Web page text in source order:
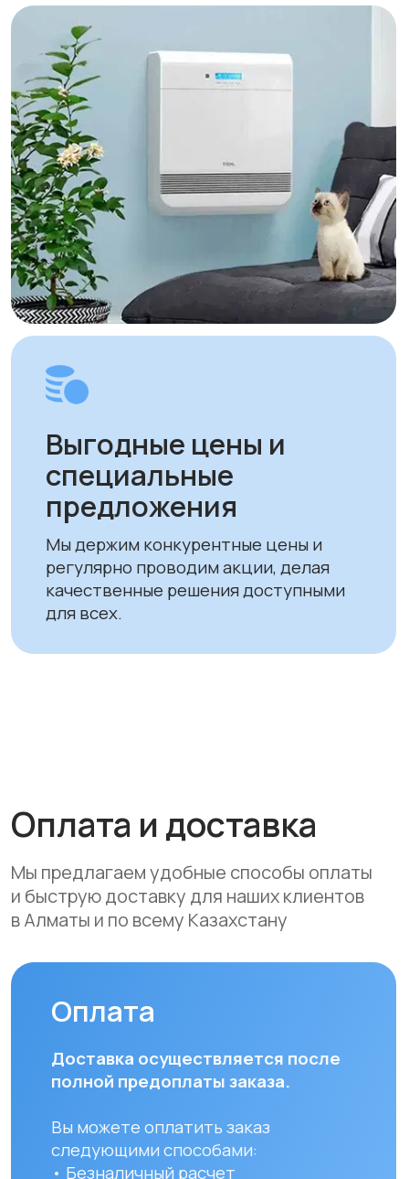
доставки по Алматы составляет до 3
часов с момента оплаты заказа.
Для заказов в другие города
Республики Казахстан стоимость
доставки составляет 10 000 тенге
до указанного адреса. Сроки
доставки зависят от региона
и составляют от 1 до 8 рабочих дней.
Вы можете самостоятельно забрать
заказ по адресу: Алматы, мкр. Кайрат
152/1 к5
УЗНАТЬ ПОДРОБНЕЕ